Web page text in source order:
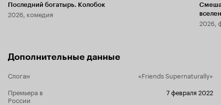
Последний богатырь. Колобок
2026, комедия
2026,
Дополнительные данные
Слоган
«Friends Supernaturally»
Премьера в
России
7 февраля 2022